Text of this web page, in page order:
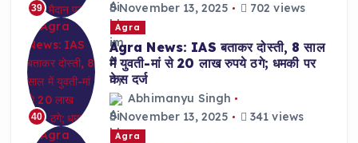
39
November 13, 2025
702 views
40
Agra
Agra News: IAS बताकर दोस्ती, 8 साल
में युवती-मां से 20 लाख रुपये ठगे; धमकी पर
केस दर्ज
Abhimanyu Singh
November 13, 2025
341 views
Agra